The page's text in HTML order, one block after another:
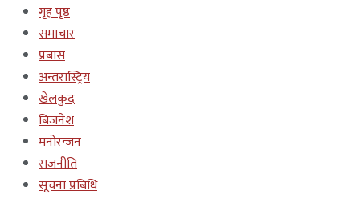
गृह पृष्ठ
समाचार
प्रबास
अन्तरास्ट्रिय
खेलकुद
बिजनेश
मनोरन्जन
राजनीति
सूचना प्रबिधि